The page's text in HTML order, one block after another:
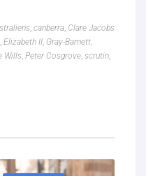
, canberra, Clare Jacobs
, Elizabeth II, Gray-Barnett,
Wills, Peter Cosgrove, scrutin,